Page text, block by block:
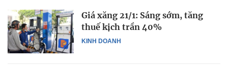
KINH DOANH
Giá xăng 21/1: Sáng sớm, tăng
thuế kịch trần 40%